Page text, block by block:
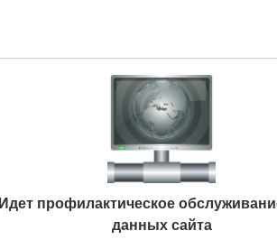
Идет профилактическое
данных сайта